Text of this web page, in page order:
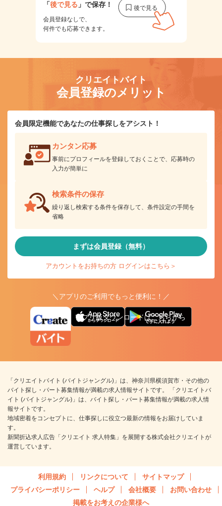
「後で見る 」で保存！
会員登録なしで、
何件でも応募できます。
クリエイトバイト
会員登録のメリット
会員限定機能であなたの仕事探しをアシスト！
カンタン応募
事前にプロフィールを登録しておくことで、応募時の
入力が簡単に
検索条件の保存
繰り返し検索する条件を保存して、条件設定の手間を
省略
まずは会員登録（無料）
アカウントをお持ちの方 ログインはこちら＞
＼アプリのご利用でもっと便利に！／
アプリ版ダウンロードはこちらから
「クリエイトバイト (バイトジャングル)」は、神奈川県横須賀市・その他の
バイト探し・パート募集情報が満載の求人情報サイトです。 「クリエイトバ
イト (バイトジャングル)」は、バイト探し・パート募集情報が満載の求人情
報サイトです。
地域密着をコンセプトに、仕事探しに役立つ最新の情報をお届けしていま
す。
新聞折込求人広告「クリエイト 求人特集」を展開する株式会社クリエイトが
運営しています。
利用規約 リンクについて
サイトマップ
プライバシーポリシー
ヘルプ 会社概要
お問い合わせ
掲載をお考えの企業様へ